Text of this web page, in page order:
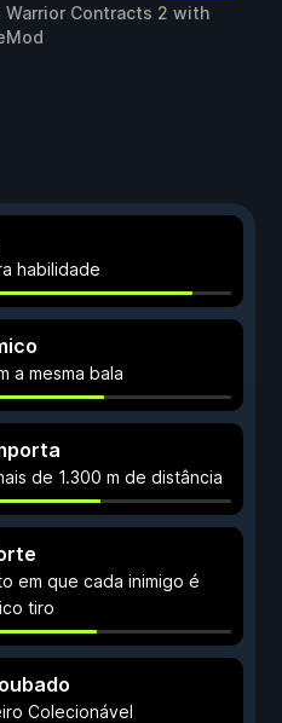
Warrior Contracts 2 with
habilidade
a mesma bala
de 1.300 m de distância
em que cada inimigo é
tiro
Colecionável